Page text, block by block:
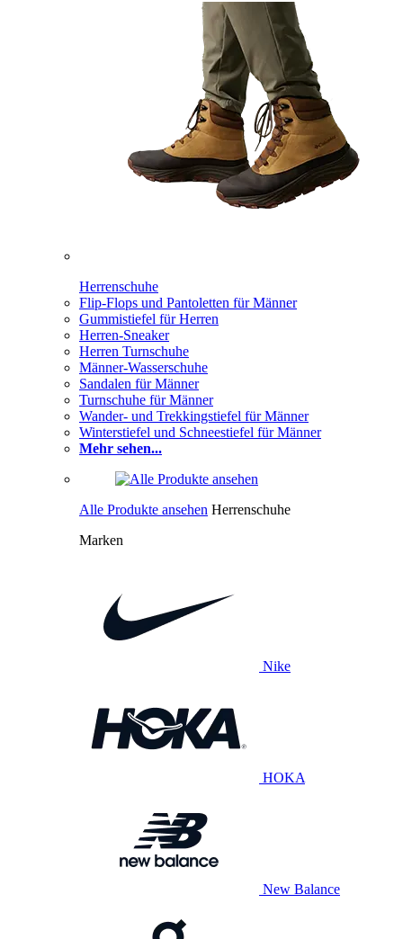
Herrenschuhe
Flip-Flops und Pantoletten für Männer
Gummistiefel für Herren
Herren-Sneaker
Herren Turnschuhe
Männer-Wasserschuhe
Sandalen für Männer
Turnschuhe für Männer
Wander- und Trekkingstiefel für Männer
Winterstiefel und Schneestiefel für Männer
Mehr sehen...
Alle Produkte ansehen Herrenschuhe
Marken
Nike
HOKA
New Balance